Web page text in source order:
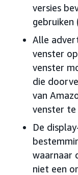
versies
gebruiken
Alle
venster
venster
die
van
venster te
De
waarnaar
niet een